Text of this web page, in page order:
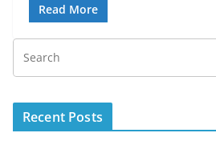
Read More
Recent Posts